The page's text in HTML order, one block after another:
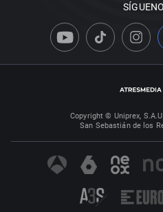
Copyright © Uniprex,
San Sebastián de los